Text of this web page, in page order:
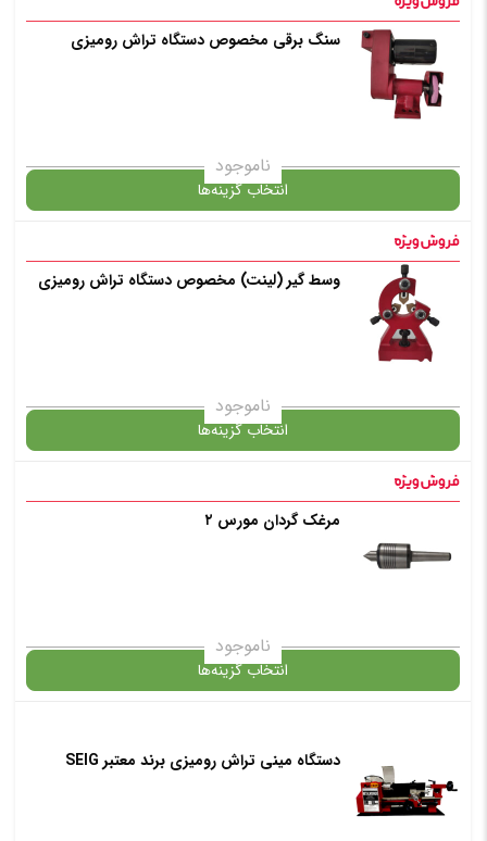
گارانتی
✧ چت با پشتیبان واتس آپ
سنگ برقی مخصوص دستگاه تراش رومیزی
ناموجود
انتخاب گزینه‌ها
گارانتی
✧ چت با پشتیبان واتس آپ
وسط گیر (لینت) مخصوص دستگاه تراش رومیزی
ناموجود
انتخاب گزینه‌ها
✧ چت با پشتیبان واتس آپ
مرغک گردان مورس ۲
ناموجود
انتخاب گزینه‌ها
دستگاه مینی تراش رومیزی برند معتبر SEIG